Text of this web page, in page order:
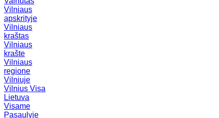
Vilniaus
apskrityje
Vilniaus
kraštas
Vilniaus
krašte
Vilniaus
regione
Vilniuje
Vilnius Visa
Lietuva
Visame
Pasaulyje